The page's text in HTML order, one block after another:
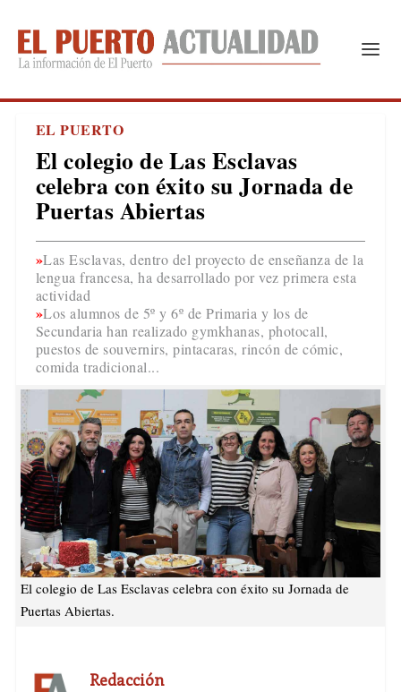
EL PUERTO
El colegio de Las Esclavas
celebra con éxito su Jornada de
Puertas Abiertas
Las Esclavas, dentro del proyecto de enseñanza de la
lengua francesa, ha desarrollado por vez primera esta
actividad
Los alumnos de 5º y 6º de Primaria y los de
Secundaria han realizado gymkhanas, photocall,
puestos de souvernirs, pintacaras, rincón de cómic,
comida tradicional...
El colegio de Las Esclavas celebra con éxito su Jornada de
Puertas Abiertas.
Redacción